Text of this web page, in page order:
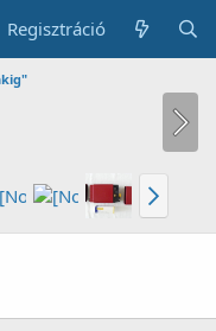
Regisztráció